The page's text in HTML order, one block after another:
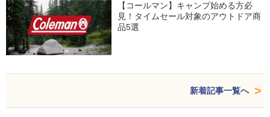
【コールマン】キャンプ始める方必
見！タイムセール対象のアウトドア商
品5選
新着記事一覧へ